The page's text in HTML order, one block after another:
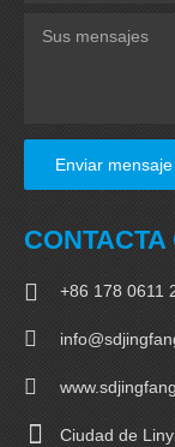
Enviar mensaje
+86 178 0611
Ciudad de